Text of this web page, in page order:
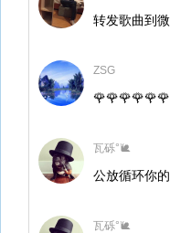
转发歌曲到
ZSG
瓦砾°🐌
公放循环你
瓦砾°🐌